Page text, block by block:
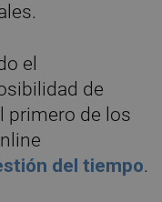
el
de
primero de los
del tiempo.